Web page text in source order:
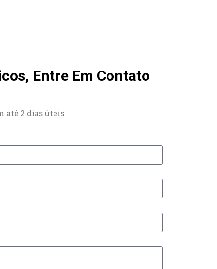
Entre Em Contato
até 2 dias úteis